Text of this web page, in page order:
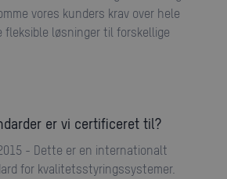
vores kunders krav over hele
fleksible løsninger til forskellige
er vi certificeret til?
for kvalitetsstyringssystemer.